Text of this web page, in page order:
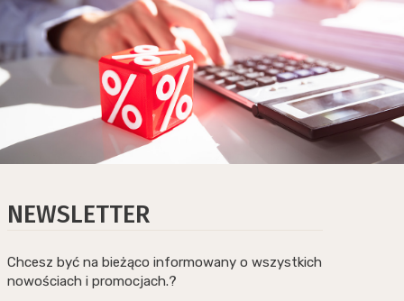
NEWSLETTER
Chcesz być na bieżąco informowany o wszystkich
nowościach i promocjach.?